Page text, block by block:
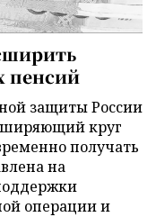
пенсий
защиты России
круг
получать
на
операции и